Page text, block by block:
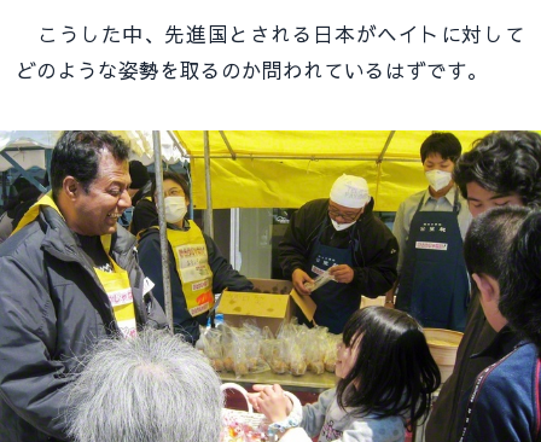
こうした中、先進国とされる日本がヘイトに対して
どのような姿勢を取るのか問われているはずです。